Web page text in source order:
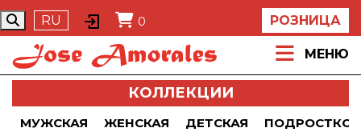
RU 0 РОЗНИЦА
МЕНЮ
КОЛЛЕКЦИИ
МУЖСКАЯ ЖЕНСКАЯ ДЕТСКАЯ